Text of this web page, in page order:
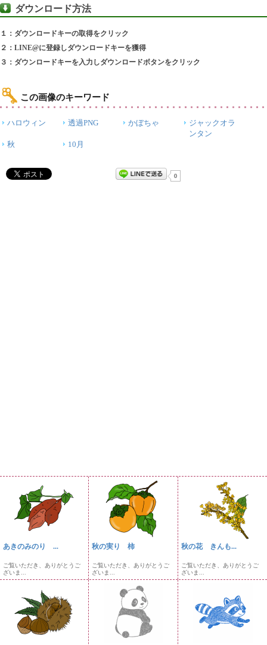
ダウンロード方法
１：ダウンロードキーの取得をクリック
２：LINE@に登録しダウンロードキーを獲得
３：ダウンロードキーを入力しダウンロードボタンをクリック
この画像のキーワード
ハロウィン 透過PNG かぼちゃ
ジャックオラ
ンタン
秋
10月
0
あきのみのり ...
ご覧いただき、ありがとうご
ざいま...
秋の実り 柿
ご覧いただき、ありがとうご
ざいま...
秋の花 きんも...
ご覧いただき、ありがとうご
ざいま...